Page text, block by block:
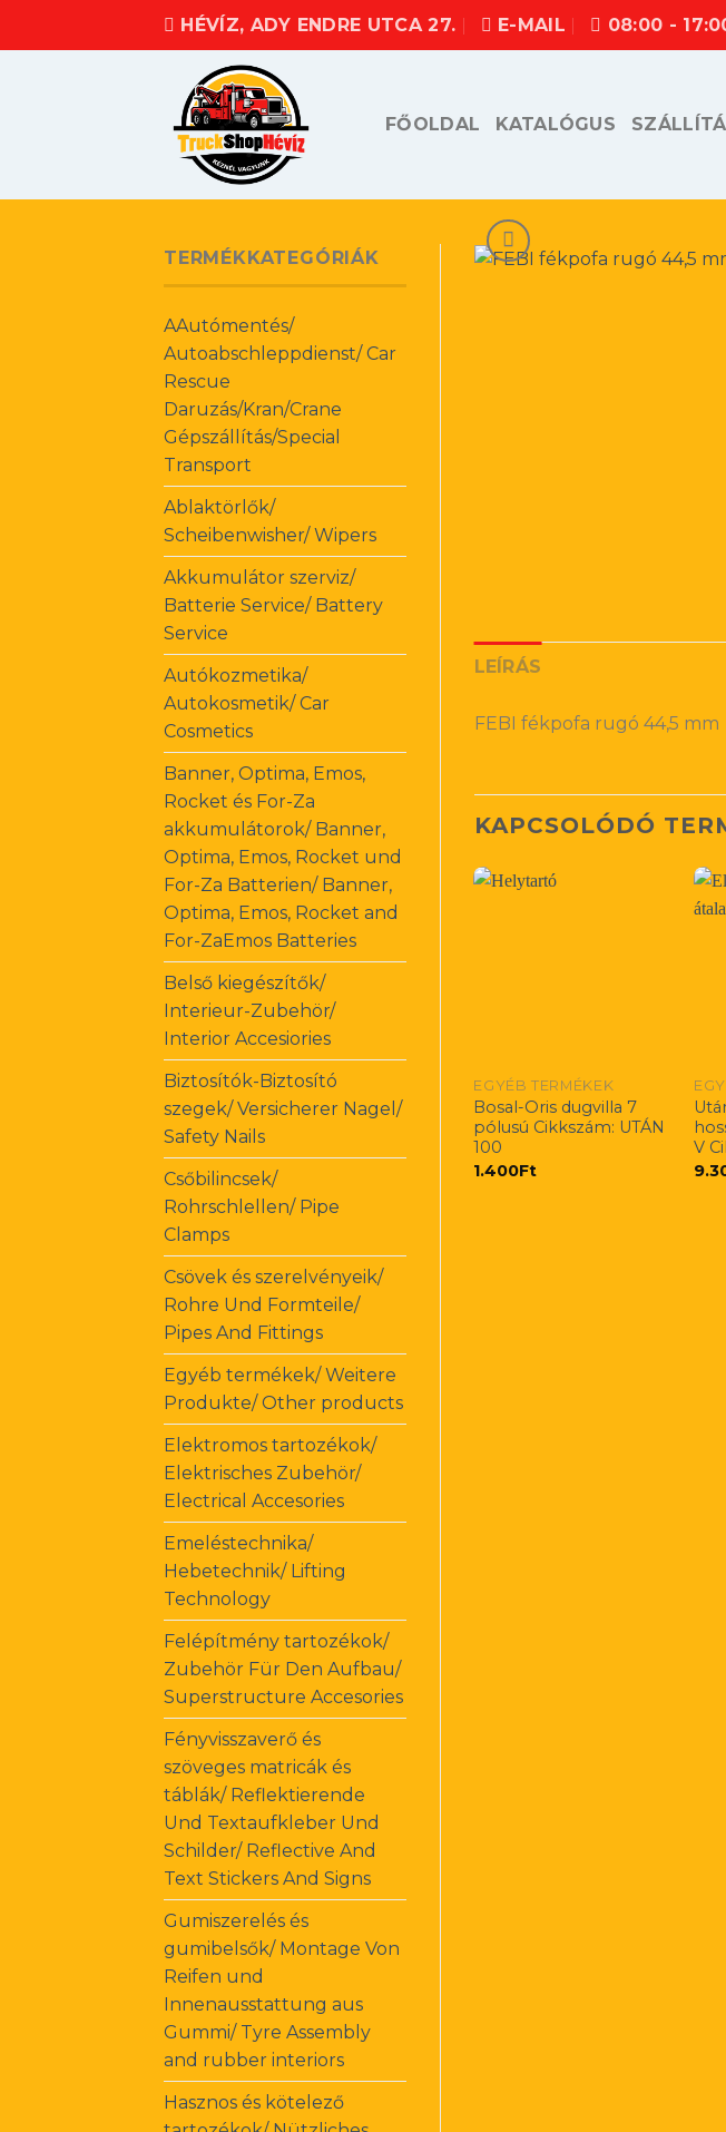
HÉVÍZ, ADY ENDRE UTCA 27. E-MAIL 08:00 -
FŐOLDAL KATALÓGUS
TERMÉKKATEGÓRIÁK
AAutómentés/
Autoabschleppdienst/ Car
Rescue
Daruzás/Kran/Crane
Gépszállítás/Special
Transport
Ablaktörlők/
Scheibenwisher/ Wipers
Akkumulátor szerviz/
Batterie Service/ Battery
Service
Autókozmetika/
Autokosmetik/ Car
Cosmetics
Banner, Optima, Emos,
Rocket és For-Za
akkumulátorok/ Banner,
Optima, Emos, Rocket und
For-Za Batterien/ Banner,
Optima, Emos, Rocket and
For-ZaEmos Batteries
Belső kiegészítők/
Interieur-Zubehör/
Interior Accesiories
Biztosítók-Biztosító
szegek/ Versicherer Nagel/
Safety Nails
Csőbilincsek/
Rohrschlellen/ Pipe
Clamps
Csövek és szerelvényeik/
Rohre Und Formteile/
Pipes And Fittings
Egyéb termékek/ Weitere
Produkte/ Other products
Elektromos tartozékok/
Elektrisches Zubehör/
Electrical Accesories
Emeléstechnika/
Hebetechnik/ Lifting
Technology
Felépítmény tartozékok/
Zubehör Für Den Aufbau/
Superstructure Accesories
Fényvisszaverő és
szöveges matricák és
táblák/ Reflektierende
Und Textaufkleber Und
Schilder/ Reflective And
Text Stickers And Signs
Gumiszerelés és
gumibelsők/ Montage Von
Reifen und
Innenausstattung aus
Gummi/ Tyre Assembly
and rubber interiors
Hasznos és kötelező
LEÍRÁS
FEBI fékpofa rugó 44,5 mm
KAPCSOLÓDÓ
EGYÉB TERMÉKEK
Bosal-Oris dugvilla 7
pólusú Cikkszám: UTÁN
100
1.400Ft
V